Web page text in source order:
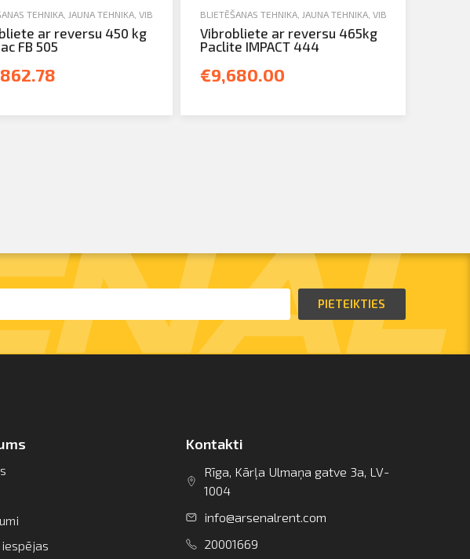
TEHNIKA JAUNA TEHNIKA VIBROBLIETES
ar reversu 450 kg
FB 505
BLIETĒŠANAS TEHNIKA, JAUNA TEHNIKA, VIBROBLIETES
Vibrobliete ar reversu 465kg
Paclite IMPACT 444
€9,680.00
PIETEIKTIES
Kontakti
Rīga, Kārļa Ulmaņa gatve 3a, LV-
1004
info@arsenalrent.com
20001669